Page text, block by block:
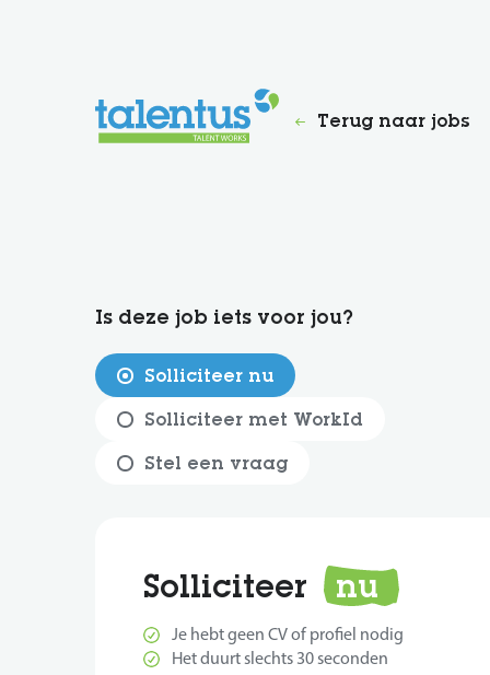
Terug naar jobs
Is deze job iets voor jou?
Solliciteer nu
Solliciteer met WorkId
Stel een vraag
Solliciteer nu
Je hebt geen CV of profiel nodig
Het duurt slechts 30 seconden